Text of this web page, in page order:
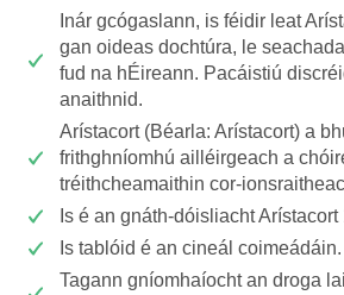
Inár gcógaslann, is féidir leat
gan oideas dochtúra, le
fud na hÉireann. Pacáistiú
anaithnid.
Arístacort (Béarla: Arístacort) a
frithghníomhú ailléirgeach a
tréithcheamaithin cor-
Is é an gnáth-dóisliacht Arístacort
Is tablóid é an cineál coimeádáin.
Tagann gníomhaíocht an droga